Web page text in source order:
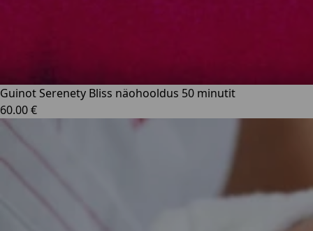
Guinot Serenety Bliss näohooldus 50 minutit
60.00 €